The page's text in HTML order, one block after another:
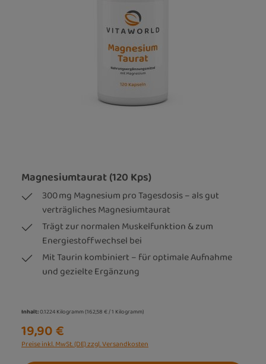
Magnesiumtaurat (120 Kps)
300 mg Magnesium pro Tagesdosis – als gut
verträgliches Magnesiumtaurat
Trägt zur normalen Muskelfunktion & zum
Energiestoffwechsel bei
Mit Taurin kombiniert – für optimale Aufnahme
und gezielte Ergänzung
Inhalt:0.1224 Kilogramm(162,58 € / 1 Kilogramm)
19,90 €
Preise inkl. MwSt. (DE) zzgl. Versandkosten